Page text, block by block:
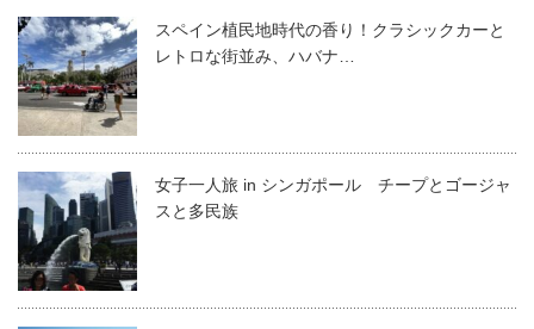
スペイン植民地時代の香り！クラシックカーと
レトロな街並み、ハバナ…
女子一人旅 in シンガポール チープとゴージャ
スと多民族